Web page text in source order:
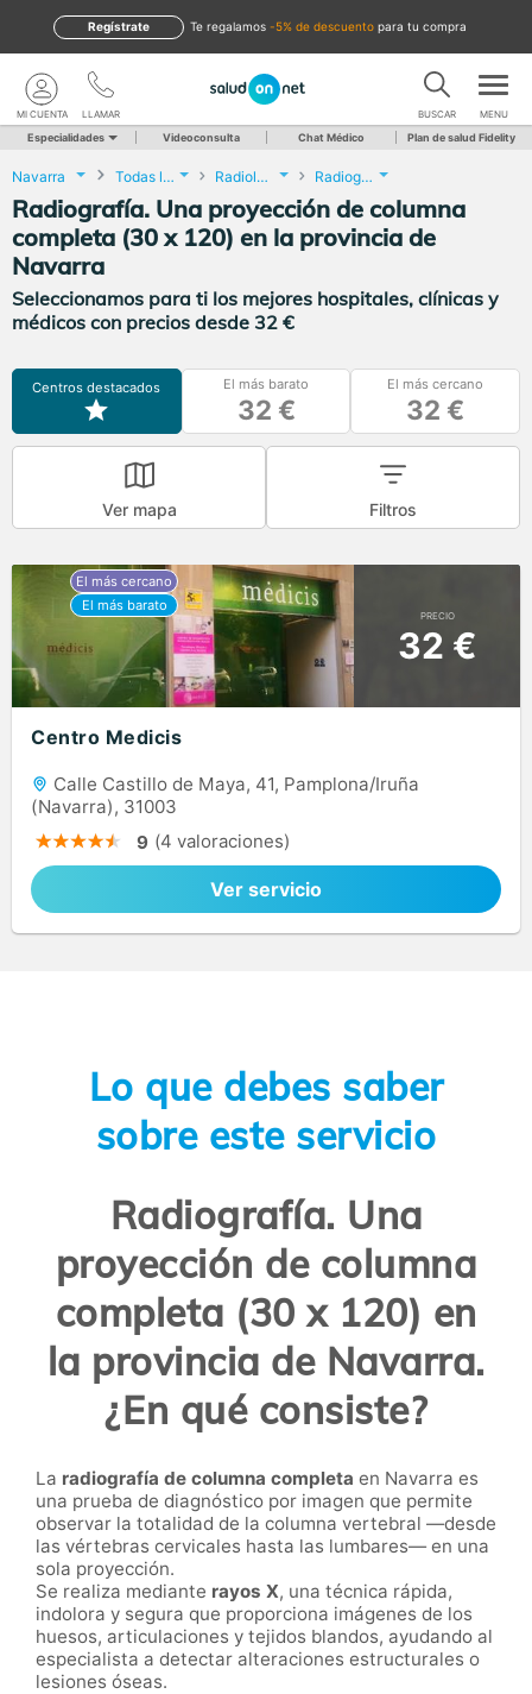
te regalamos -5% de descuento para tu compra
Regístrate
LLAMAR
MI CUENTA BUSCAR MENU
Especialidades Videoconsulta Chat Médico Plan de salud Fidelity
Navarra Todas las localidades Radiología Radiografía. Una proyección de columna completa (30 x 120)
Radiografía. Una proyección de columna
completa (30 x 120) en la provincia de
Navarra
Seleccionamos para ti los mejores hospitales, clínicas y
médicos con precios desde 32 €
Centros destacados El más barato
32 €
El más cercano
32 €
Ver mapa Filtros
PRECIO
32 €
Centro Medicis
Calle Castillo de Maya, 41, Pamplona/Iruña
(Navarra), 31003
9 (4 valoraciones)
Ver servicio
Lo que debes saber
sobre este servicio
Radiografía. Una
proyección de columna
completa (30 x 120) en
la provincia de Navarra.
¿En qué consiste?
La radiografía de columna completa en Navarra es
una prueba de diagnóstico por imagen que permite
observar la totalidad de la columna vertebral —desde
las vértebras cervicales hasta las lumbares— en una
sola proyección.
Se realiza mediante rayos X, una técnica rápida,
indolora y segura que proporciona imágenes de los
huesos, articulaciones y tejidos blandos, ayudando al
especialista a detectar alteraciones estructurales o
lesiones óseas.